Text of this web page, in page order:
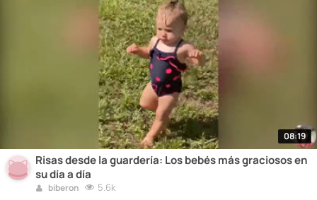
08:19
Risas desde la guardería: Los bebés más graciosos en
su día a día
biberon 5.6k